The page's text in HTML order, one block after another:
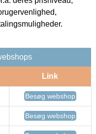
Link
Besøg webshop
Besøg webshop